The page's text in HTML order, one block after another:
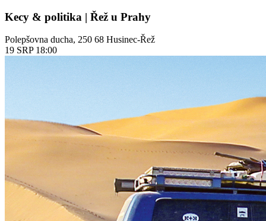
Kecy & politika | Řež u Prahy
Polepšovna ducha, 250 68 Husinec-Řež
19 SRP 18:00